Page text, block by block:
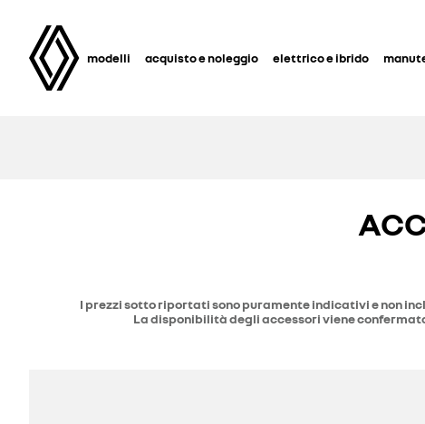
modelli acquisto e noleggio elettrico e ibrido
I prezzi sotto riportati sono puramente indicativi e non
La disponibilità degli accessori viene